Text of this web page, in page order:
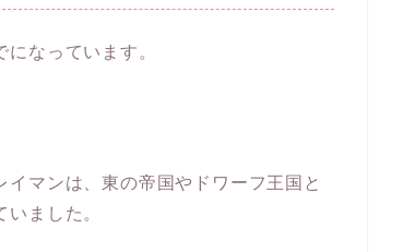
なっています。
マンは、東の帝国やドワーフ王国と
ました。